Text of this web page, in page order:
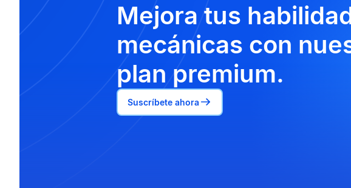
Mejora tus
mecánicas con
plan premium.
Suscríbete ahora